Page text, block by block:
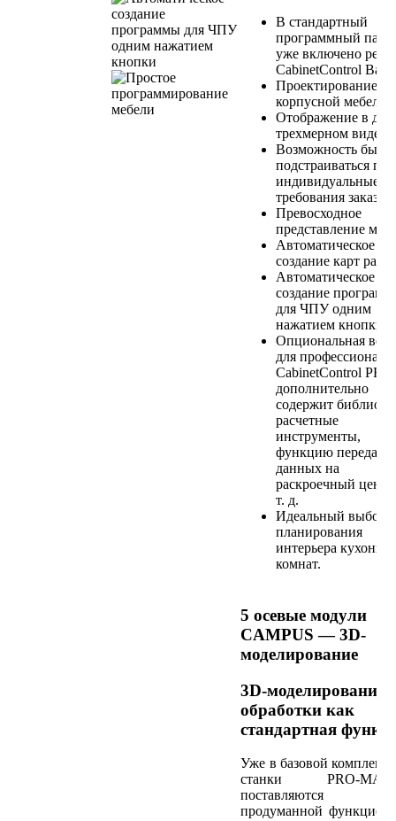
В стандартный
программный
уже включено
CabinetControl Base.
Проектирование
корпусной мебели.
Отображение в
трехмерном виде.
Возможность
подстраиваться под
индивидуальные
требования
Превосходное
представление
Автоматическое
создание карт
Автоматическое
создание
для ЧПУ одним
нажатием кнопки.
Опциональная
для
CabinetControl PRO
дополнительно
содержит
расчетные
инструменты,
функцию передачи
данных на
раскроечный
т. д.
Идеальный выбор
планирования
интерьера кухонь и
комнат.
5 осевые модули
CAMPUS — 3D-
моделирование
3D-моделирование
обработки как
стандартная
Уже в базовой
станки PRO-
продуманной функцией